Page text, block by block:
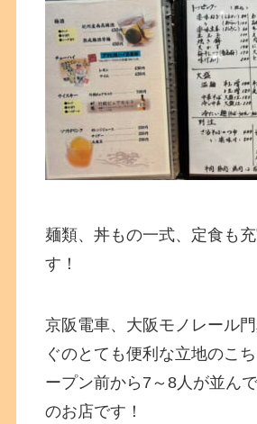
麺類、丼もの一式、定食も
す！
京阪電車、大阪モノレール
ぐのとても便利な立地のこ
ープン前から7～8人が並ん
のお店です！